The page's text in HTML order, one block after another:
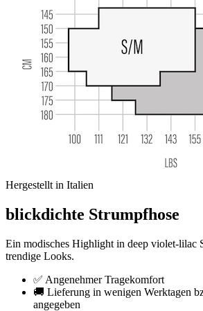
Hergestellt in Italien
blickdichte Strumpfhose
Ein modisches Highlight in deep violet-lilac
trendige Looks.
✅ Angenehmer Tragekomfort
🚚 Lieferung in wenigen Werktagen
angegeben